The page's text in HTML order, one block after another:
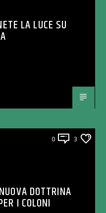
LA LUCE SU
0 3
DOTTRINA
I COLONI